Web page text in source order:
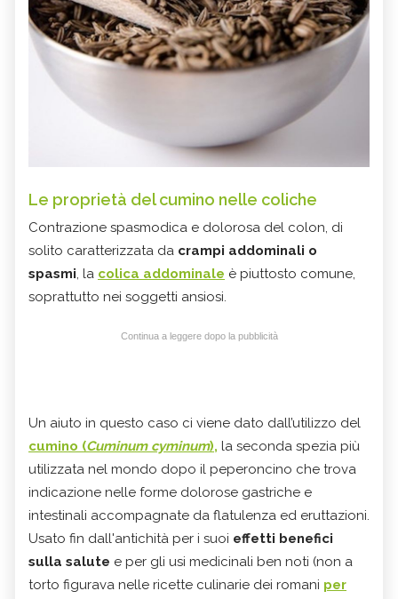
Le proprietà del cumino nelle coliche
Contrazione spasmodica e dolorosa del colon, di
solito caratterizzata da crampi addominali o
spasmi, la colica addominale è piuttosto comune,
soprattutto nei soggetti ansiosi.
Continua a leggere dopo la pubblicità
Un aiuto in questo caso ci viene dato dall’utilizzo del
cumino (Cuminum cyminum), la seconda spezia più
utilizzata nel mondo dopo il peperoncino che trova
indicazione nelle forme dolorose gastriche e
intestinali accompagnate da flatulenza ed eruttazioni.
Usato fin dall'antichità per i suoi effetti benefici
sulla salute e per gli usi medicinali ben noti (non a
torto figurava nelle ricette culinarie dei romani per